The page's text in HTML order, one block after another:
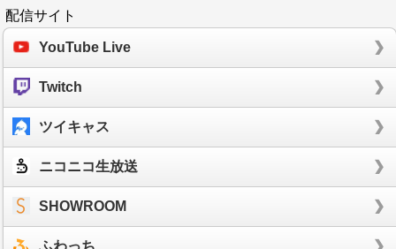
配信サイト
YouTube Live
Twitch
ツイキャス
ニコニコ生放送
SHOWROOM
ふわっち